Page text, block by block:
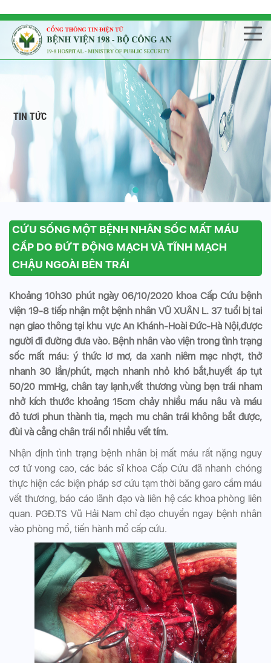
TIN TỨC
CỨU SỐNG MỘT BỆNH NHÂN SỐC MẤT MÁU
CẤP DO ĐỨT ĐỘNG MẠCH VÀ TĨNH MẠCH
CHẬU NGOÀI BÊN TRÁI
Khoảng 10h30 phút ngày 06/10/2020 khoa Cấp Cứu bệnh
viện 19-8 tiếp nhận một bệnh nhân VŨ XUÂN L. 37 tuổi bị tai
nạn giao thông tại khu vực An Khánh-Hoài Đức-Hà Nội,được
người đi đường đưa vào. Bệnh nhân vào viện trong tình trạng
sốc mất máu: ý thức lơ mơ, da xanh niêm mạc nhợt, thở
nhanh 30 lần/phút, mạch nhanh nhỏ khó bắt,huyết áp tụt
50/20 mmHg, chân tay lạnh,vết thương vùng bẹn trái nham
nhở kích thước khoảng 15cm chảy nhiều máu nâu và máu
đỏ tươi phun thành tia, mạch mu chân trái không bắt được,
đùi và cẳng chân trái nổi nhiều vết tím.
Nhận định tình trạng bệnh nhân bị mất máu rất nặng nguy
cơ tử vong cao, các bác sĩ khoa Cấp Cứu đã nhanh chóng
thực hiện các biện pháp sơ cứu tạm thời băng garo cầm máu
vết thương, báo cáo lãnh đạo và liên hệ các khoa phòng liên
quan. PGĐ.TS Vũ Hải Nam chỉ đạo chuyển ngay bệnh nhân
vào phòng mổ, tiến hành mổ cấp cứu.